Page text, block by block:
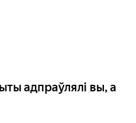
адпраўлялі вы, а